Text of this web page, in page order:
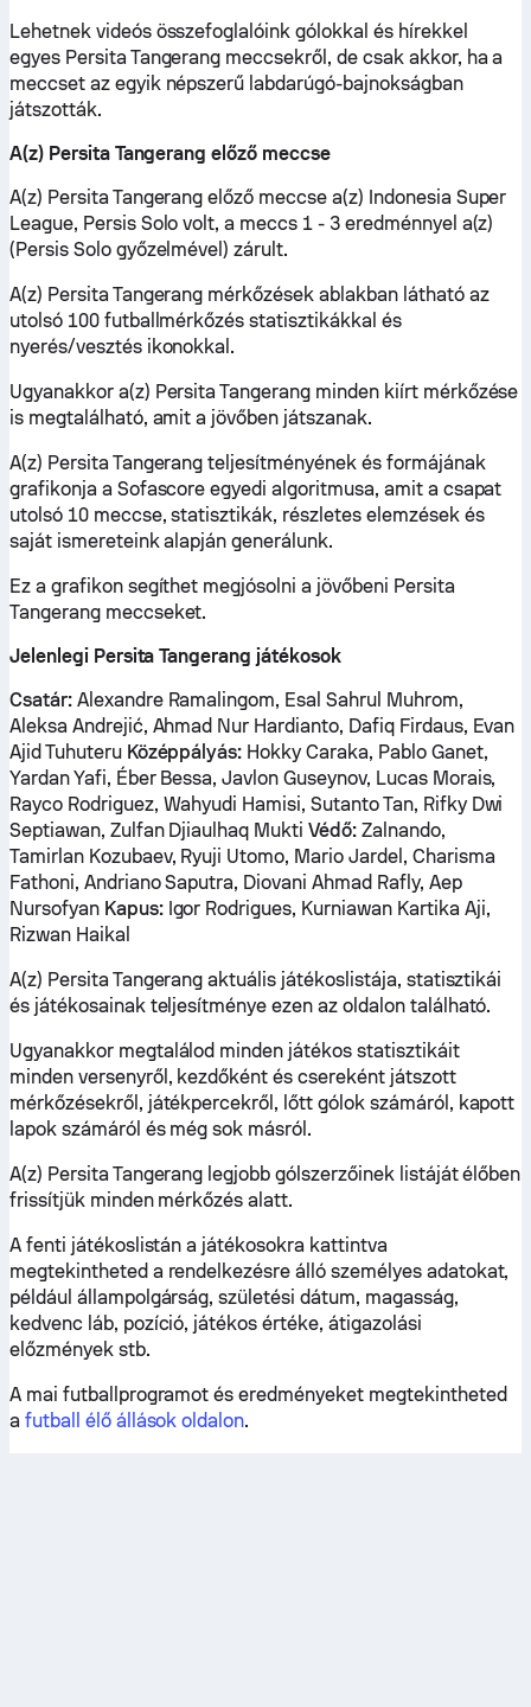
Lehetnek videós összefoglalóink gólokkal és hírekkel
egyes Persita Tangerang meccsekről, de csak akkor, ha a
meccset az egyik népszerű labdarúgó-bajnokságban
játszották.
A(z) Persita Tangerang előző meccse
A(z) Persita Tangerang előző meccse a(z) Indonesia Super
League, Persis Solo volt, a meccs 1 - 3 eredménnyel a(z)
(Persis Solo győzelmével) zárult.
A(z) Persita Tangerang mérkőzések ablakban látható az
utolsó 100 futballmérkőzés statisztikákkal és
nyerés/vesztés ikonokkal.
Ugyanakkor a(z) Persita Tangerang minden kiírt mérkőzése
is megtalálható, amit a jövőben játszanak.
A(z) Persita Tangerang teljesítményének és formájának
grafikonja a Sofascore egyedi algoritmusa, amit a csapat
utolsó 10 meccse, statisztikák, részletes elemzések és
saját ismereteink alapján generálunk.
Ez a grafikon segíthet megjósolni a jövőbeni Persita
Tangerang meccseket.
Jelenlegi Persita Tangerang játékosok
Csatár:Alexandre Ramalingom, Esal Sahrul Muhrom,
Aleksa Andrejić, Ahmad Nur Hardianto, Dafiq Firdaus, Evan
Ajid Tuhuteru Középpályás: Hokky Caraka, Pablo Ganet,
Yardan Yafi, Éber Bessa, Javlon Guseynov, Lucas Morais,
Rayco Rodriguez, Wahyudi Hamisi, Sutanto Tan, Rifky Dwi
Septiawan, Zulfan Djiaulhaq MuktiVédő:Zalnando,
Tamirlan Kozubaev, Ryuji Utomo, Mario Jardel, Charisma
Fathoni, Andriano Saputra, Diovani Ahmad Rafly, Aep
Nursofyan Kapus:Igor Rodrigues, Kurniawan Kartika Aji,
Rizwan Haikal
A(z) Persita Tangerang aktuális játékoslistája, statisztikái
és játékosainak teljesítménye ezen az oldalon található.
Ugyanakkor megtalálod minden játékos statisztikáit
minden versenyről, kezdőként és csereként játszott
mérkőzésekről, játékpercekről, lőtt gólok számáról, kapott
lapok számáról és még sok másról.
A(z) Persita Tangerang legjobb gólszerzőinek listáját élőben
frissítjük minden mérkőzés alatt.
A fenti játékoslistán a játékosokra kattintva
megtekintheted a rendelkezésre álló személyes adatokat,
például állampolgárság, születési dátum, magasság,
kedvenc láb, pozíció, játékos értéke, átigazolási
előzmények stb.
A mai futballprogramot és eredményeket megtekintheted
a futball élő állások oldalon.